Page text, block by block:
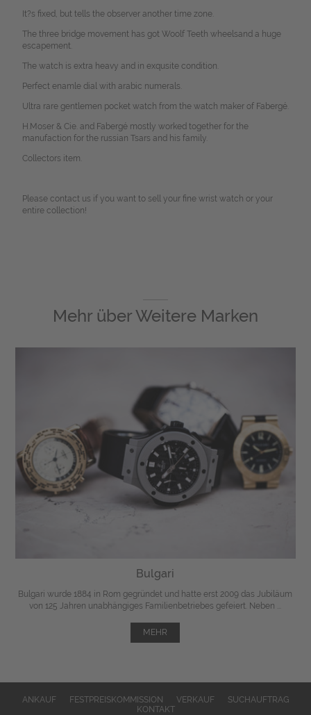
It?s fixed, but tells the observer another time zone.
The three bridge movement has got Woolf Teeth wheelsand a huge
escapement.
The watch is extra heavy and in exqusite condition.
Perfect enamle dial with arabic numerals.
Ultra rare gentlemen pocket watch from the watch maker of Fabergé.
H.Moser & Cie. and Fabergé mostly worked together for the
manufaction for the russian Tsars and his family.
Collectors item.
Please contact us if you want to sell your fine wrist watch or your
entire collection!
Mehr überWeitere Marken
Bulgari
Bulgari wurde 1884 in Rom gegründet und hatte erst 2009 das Jubiläum
von 125 Jahren unabhängiges Familienbetriebes gefeiert. Neben ...
MEHR
ANKAUF FESTPREISKOMMISSION VERKAUF
SUCHAUFTRAG
KONTAKT